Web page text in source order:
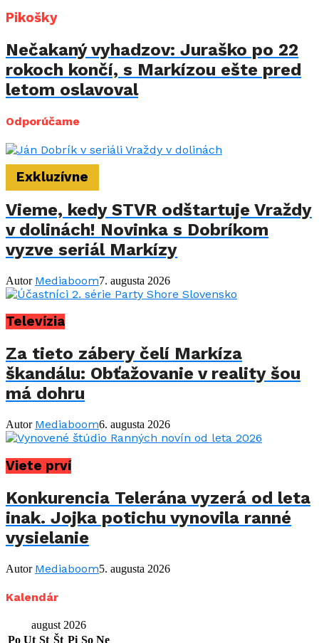
Pikošky
Nečakaný vyhadzov: Juraško po 22
rokoch končí, s Markízou ešte pred
letom oslavoval
Odporúčame
Exkluzívne
Vieme, kedy STVR odštartuje Vraždy
v dolinách! Novinka s Dobríkom
vyzve seriál Markízy
Autor Mediaboom7. augusta 2026
Televízia
Za tieto zábery čelí Markíza
škandálu: Obťažovanie v reality šou
má dohru
Autor Mediaboom6. augusta 2026
Viete prví
Konkurencia Telerána vyzerá od leta
inak. Jojka potichu vynovila ranné
vysielanie
Autor Mediaboom5. augusta 2026
Kalendár
august 2026
Po Ut St Št Pi So Ne